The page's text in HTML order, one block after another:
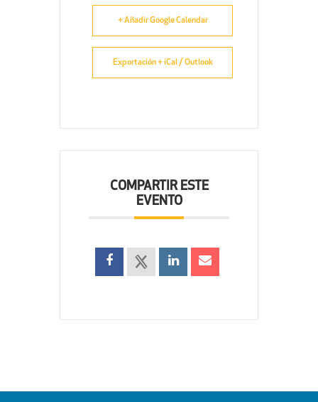
+ Añadir Google Calendar
Exportación + iCal / Outlook
COMPARTIR ESTE
EVENTO